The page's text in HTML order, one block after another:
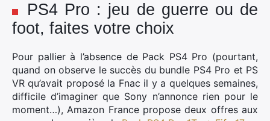
PS4 Pro : jeu de guerre ou de
foot, faites votre choix
Pour pallier à l’absence de Pack PS4 Pro (pourtant,
quand on observe le succès du bundle PS4 Pro et PS
VR qu’avait proposé la Fnac il y a quelques semaines,
difficile d’imaginer que Sony n’annonce rien pour le
moment…), Amazon France propose deux offres aux